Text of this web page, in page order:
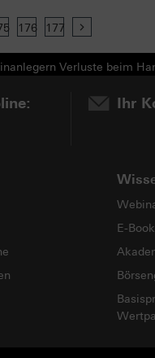
176 177
Verluste beim
Ihr
E-